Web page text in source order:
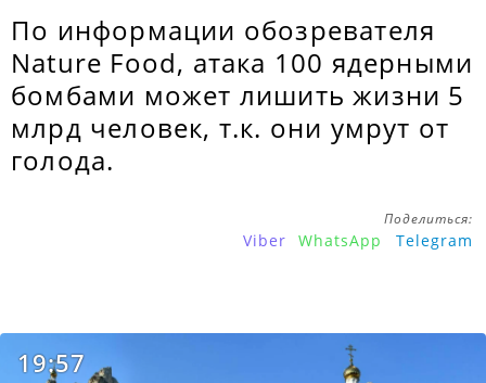
По информации обозревателя
Nature Food, атака 100 ядерными
бомбами может лишить жизни 5
млрд человек, т.к. они умрут от
голода.
Поделиться:
Viber WhatsApp Telegram
19:57